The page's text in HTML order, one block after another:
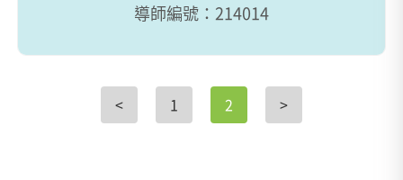
導師編號：214014
< 1 2 >